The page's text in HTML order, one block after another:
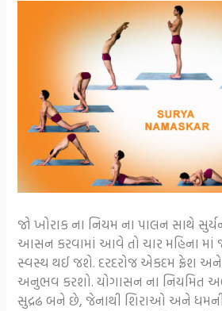
જો ખોરાક ના નિયમ ના પાલન સાથે
આસન કરવામાં આવે તો ચાર મહિના માં
સ્વસ્થ થઈ જશે. દરદરોજ એકદમ ફ્રેશ
અનુભવ કરશો. યોગાસન ના નિયમિત
સુદ્રઢ બને છે, જેનાથી શિરાઓ અને